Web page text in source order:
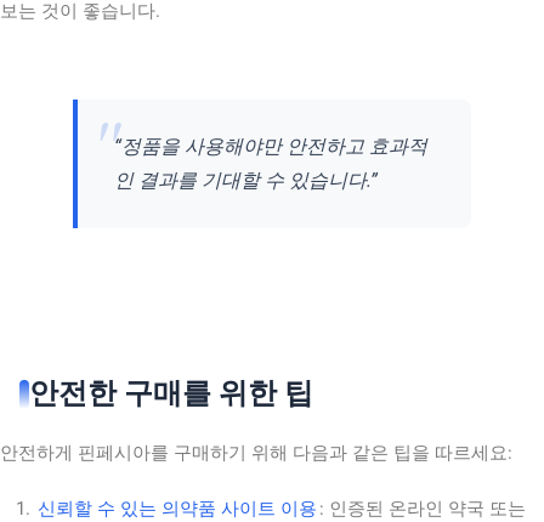
보는 것이 좋습니다.
“정품을 사용해야만 안전하고 효과적
인 결과를 기대할 수 있습니다.”
안전한 구매를 위한 팁
안전하게 핀페시아를 구매하기 위해 다음과 같은 팁을 따르세요:
신뢰할 수 있는 의약품 사이트 이용 : 인증된 온라인 약국 또는